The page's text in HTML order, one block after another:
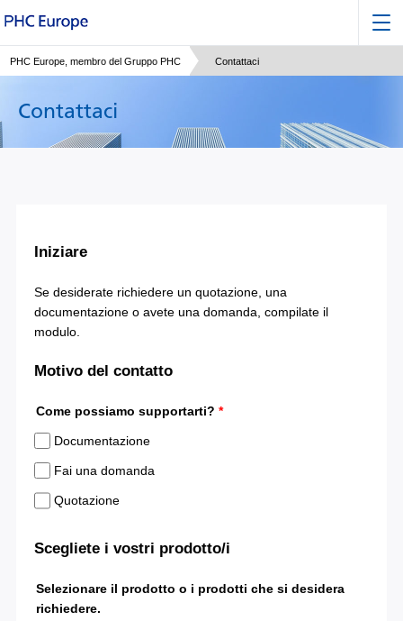
PHC Europe, membro del Gruppo PHC Contattaci
Contattaci